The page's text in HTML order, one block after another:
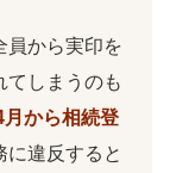
員から実印を
てしまうのも
から相続登
に違反すると